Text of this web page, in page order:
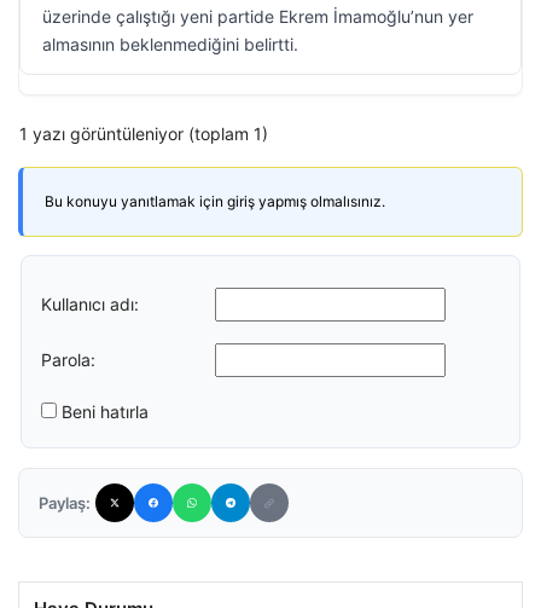
üzerinde çalıştığı yeni partide Ekrem İmamoğlu’nun yer
almasının beklenmediğini belirtti.
1 yazı görüntüleniyor (toplam 1)
Bu konuyu yanıtlamak için giriş yapmış olmalısınız.
Kullanıcı adı:
Parola:
Beni hatırla
Paylaş: